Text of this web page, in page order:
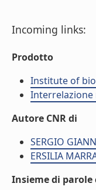
Incoming links:
Prodotto
Institute of
Interrelazione
Autore CNR di
SERGIO
ERSILIA
Insieme di parole